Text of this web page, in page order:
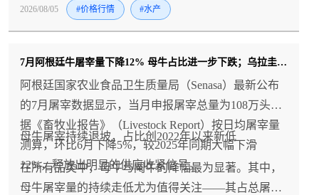
2026/08/05 #价格行情 #水产
7月阿根廷牛屠宰量下降12% 母牛占比进一步下跌；乌拉圭牛羊价格双双创历史新高
阿根廷国家农业食品卫生质量局（Senasa）最新公布
的7月屠宰数据显示，当月申报屠宰总量为108万头。
据《畜牧业报告》（Livestock Report）按日均屠宰量
测算，环比6月下降5%，较2025年同期大幅下滑
12%，释放出明显的供应收紧信号。
母牛屠宰持续退坡，占比创2022年以来新低
在所有品类中，母牛与阉牛的降幅最为显著。其中，
母牛屠宰量的持续走低尤为值得关注——其占总屠宰